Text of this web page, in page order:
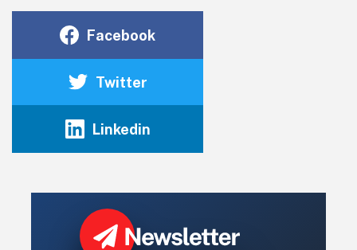
Facebook
Twitter
Linkedin